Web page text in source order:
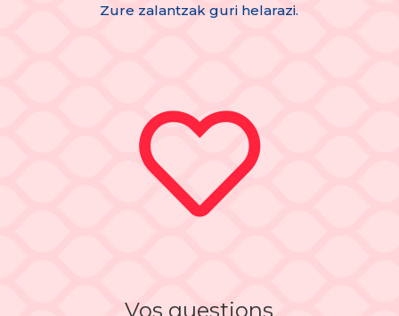
Zure zalantzak guri helarazi.

Vos questions